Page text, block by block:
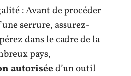
: Avant de procéder
serrure, assurez-
dans le cadre de la
pays,
autoriséed’un outil